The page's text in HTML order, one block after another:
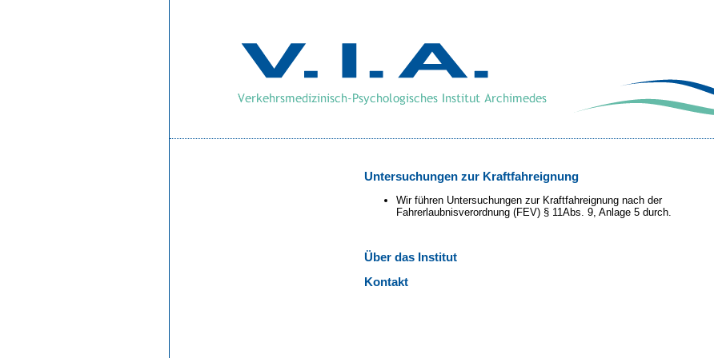
Untersuchungen zur Kraftfahreignung
Wir führen Untersuchungen zur Kraftfahreignung nach der
Fahrerlaubnisverordnung (FEV) § 11Abs. 9, Anlage 5 durch.
Über das Institut
Kontakt